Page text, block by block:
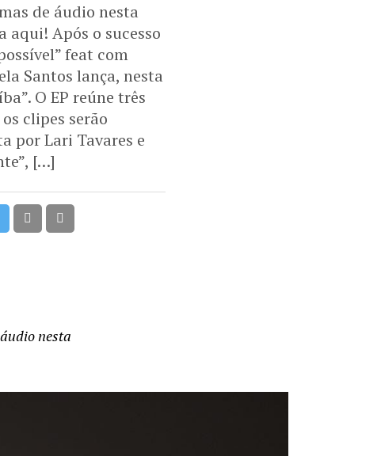
de áudio nesta
Após o sucesso
feat com
Santos lança, nesta
O EP reúne três
clipes serão
por Lari Tavares e
[…]
nesta